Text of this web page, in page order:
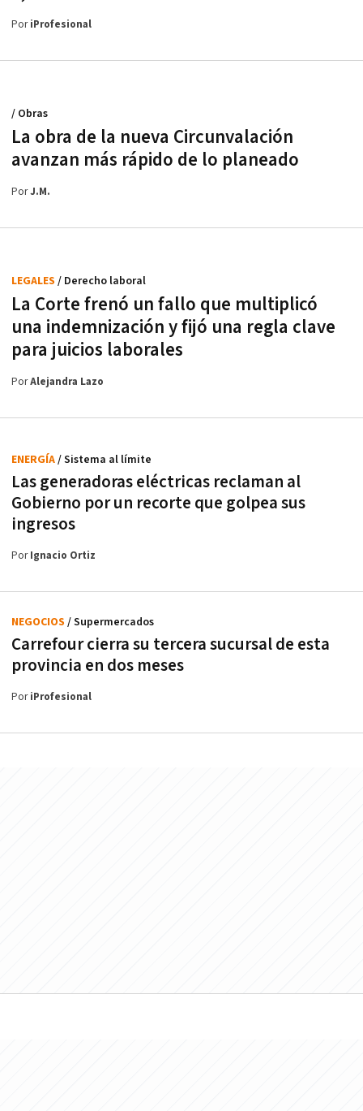
PoriProfesional
La obra de la nueva Circunvalación
avanzan más rápido de lo planeado
/ Obras
PorJ.M.
La Corte frenó un fallo que multiplicó
una indemnización y fijó una regla clave
para juicios laborales
LEGALES / Derecho laboral
PorAlejandra Lazo
Las generadoras eléctricas reclaman al
Gobierno por un recorte que golpea sus
ingresos
ENERGÍA/ Sistema al límite
PorIgnacio Ortiz
Carrefour cierra su tercera sucursal de esta
provincia en dos meses
NEGOCIOS / Supermercados
PoriProfesional